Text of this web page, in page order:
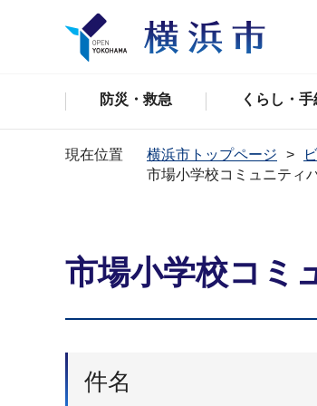
防災・救急 くらし・手
現在位置 横浜市トップページ
市場小学校コミュニティ
市場小学校コミ
件名